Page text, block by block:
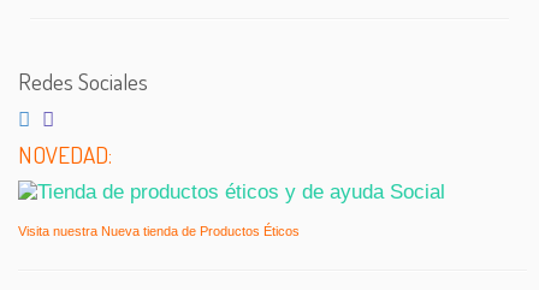
Redes Sociales
NOVEDAD:
Visita nuestra Nueva tienda de Productos Éticos